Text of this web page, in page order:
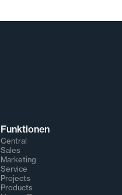
Funktionen
Central
Sales
Marketing
Service
Projects
Products